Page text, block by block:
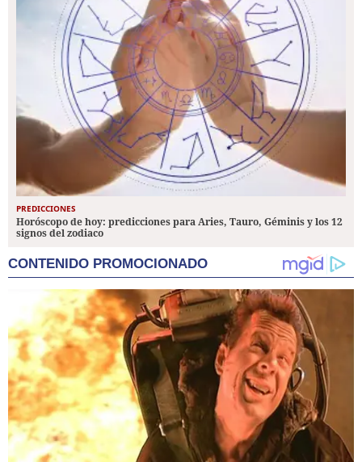
PREDICCIONES
Horóscopo de hoy: predicciones para Aries, Tauro, Géminis y los 12
signos del zodiaco
CONTENIDO PROMOCIONADO